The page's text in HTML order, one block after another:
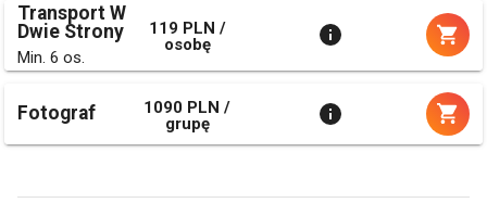
Transport W
Dwie Strony
Min. 6 os.
119 PLN /
osobę
Fotograf
1090 PLN /
grupę